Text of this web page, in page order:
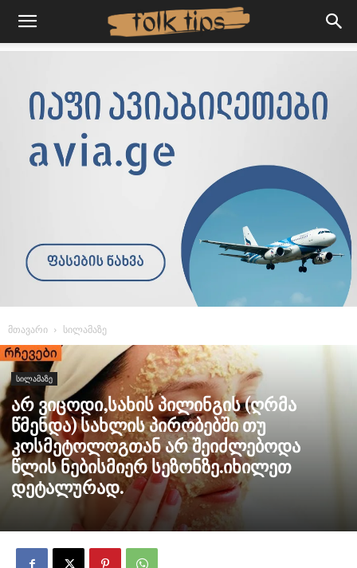
მთავარი სილამაზე
სილამაზე
არ ვიცოდი,სახის პილინგის (ღრმა
წმენდა) სახლის პირობებში თუ
კოსმეტოლოგთან არ შეიძლებოდა
წლის ნებისმიერ სეზონზე.იხილეთ
დეტალურად.